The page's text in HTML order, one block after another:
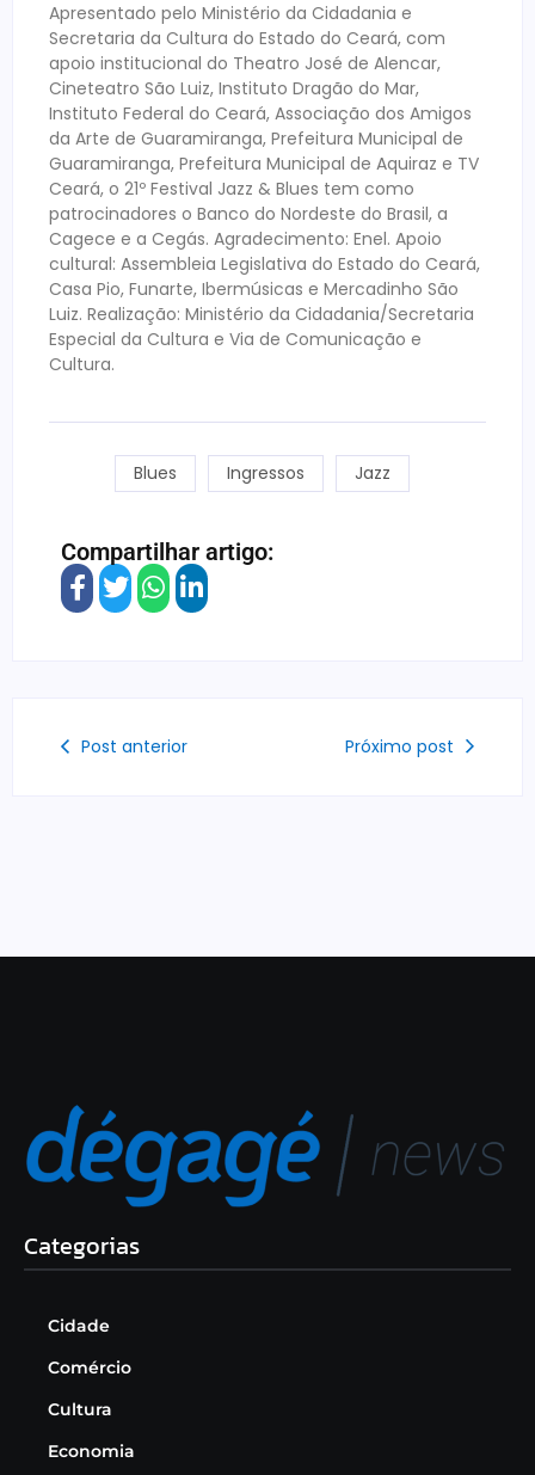
Apresentado pelo Ministério da Cidadania e
Secretaria da Cultura do Estado do Ceará, com
apoio institucional do Theatro José de Alencar,
Cineteatro São Luiz, Instituto Dragão do Mar,
Instituto Federal do Ceará, Associação dos Amigos
da Arte de Guaramiranga, Prefeitura Municipal de
Guaramiranga, Prefeitura Municipal de Aquiraz e TV
Ceará, o 21º Festival Jazz & Blues tem como
patrocinadores o Banco do Nordeste do Brasil, a
Cagece e a Cegás. Agradecimento: Enel. Apoio
cultural: Assembleia Legislativa do Estado do Ceará,
Casa Pio, Funarte, Ibermúsicas e Mercadinho São
Luiz. Realização: Ministério da Cidadania/Secretaria
Especial da Cultura e Via de Comunicação e
Cultura.
Blues Ingressos Jazz
Compartilhar artigo:
Post anterior Próximo post
Categorias
Cidade
Comércio
Cultura
Economia